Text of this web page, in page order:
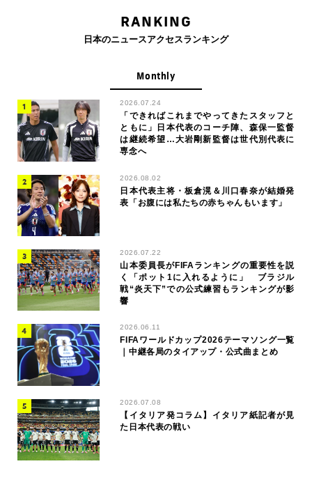
RANKING
日本のニュースアクセスランキング
Monthly
2026.07.24
「できればこれまでやってきたスタッフと
ともに」日本代表のコーチ陣、森保一監督
は継続希望…大岩剛新監督は世代別代表に
専念へ
2026.08.02
日本代表主将・板倉滉＆川口春奈が結婚発
表「お腹には私たちの赤ちゃんもいます」
2026.07.22
山本委員長がFIFAランキングの重要性を説
く「ポット1に入れるように」 ブラジル
戦“炎天下”での公式練習もランキングが影
響
2026.06.11
FIFAワールドカップ2026テーマソング一覧
｜中継各局のタイアップ・公式曲まとめ
2026.07.08
【イタリア発コラム】イタリア紙記者が見
た日本代表の戦い